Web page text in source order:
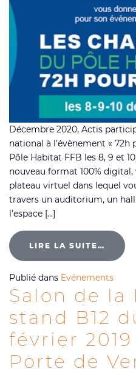
Décembre 2020, Actis
national à l’évènement «
Pôle Habitat FFB les 8, 9 et
nouveau format 100%
plateau virtuel dans lequel
travers un auditorium, un
l’espace […]
LIRE LA SUITE…
Publié dans Evénements
Salon de la
stand B12
février
Porte de